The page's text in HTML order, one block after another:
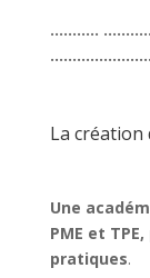
………..
La création
Une
PME et
pratiques.